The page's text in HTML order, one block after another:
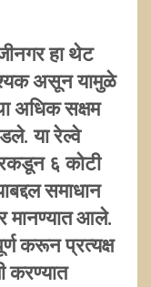
हा थेट
असून यामुळे
अधिक सक्षम
या रेल्वे
६ कोटी
समाधान
मानण्यात आले.
करून प्रत्यक्ष
करण्यात